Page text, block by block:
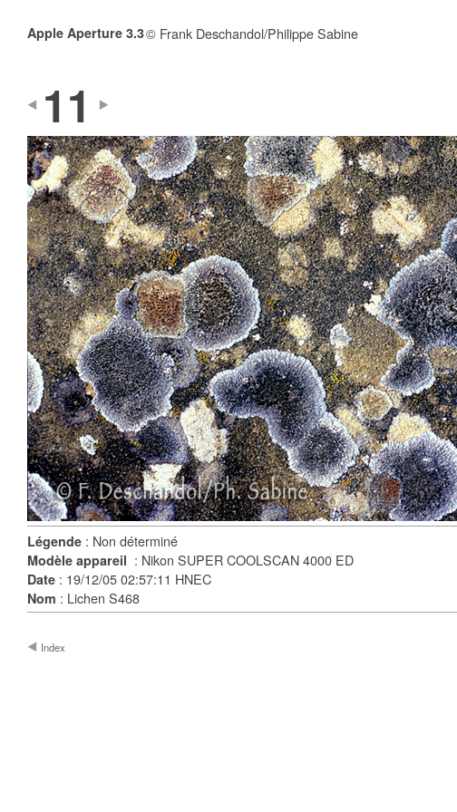
Apple Aperture 3.3© Frank Deschandol/Philippe Sabine
11
Légende : Non déterminé
Modèle appareil : Nikon SUPER COOLSCAN 4000 ED
Date : 19/12/05 02:57:11 HNEC
Nom : Lichen S468
Index